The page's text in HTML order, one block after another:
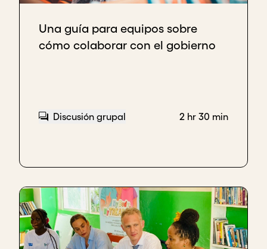
Una guía para equipos sobre
cómo colaborar con el gobierno
Discusión grupal 2 hr 30 min